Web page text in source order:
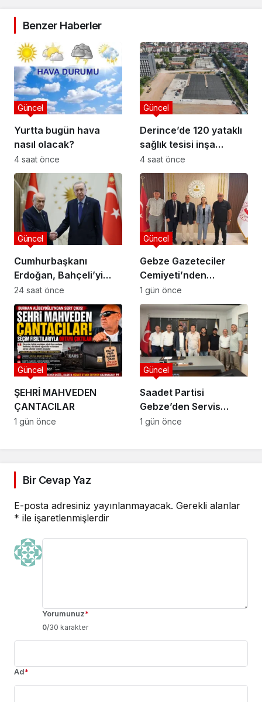
Benzer Haberler
Yurtta bugün hava
nasıl olacak?
Güncel
4 saat önce
Derince’de 120 yataklı
sağlık tesisi inşa
ediliyor
Güncel
4 saat önce
Cumhurbaşkanı
Erdoğan, Bahçeli’yi
Külliye’de kabul etti
Güncel
24 saat önce
Gebze Gazeteciler
Cemiyeti’nden
Kaymakam Özyiğit’e
Ziyaret
Güncel
1 gün önce
ŞEHRİ MAHVEDEN
ÇANTACILAR
Güncel
1 gün önce
Saadet Partisi
Gebze’den Servis
Esnafına Destek
Güncel
1 gün önce
Bir Cevap Yaz
E-posta adresiniz yayınlanmayacak. Gerekli alanlar
* ile işaretlenmişlerdir
Yorumunuz*
0/30 karakter
Ad*